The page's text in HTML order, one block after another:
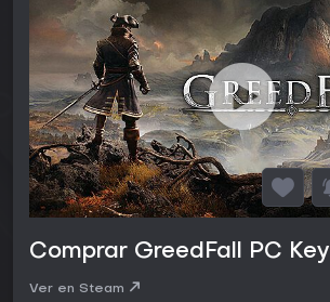
Comprar GreedFall PC Key
Ver en Steam